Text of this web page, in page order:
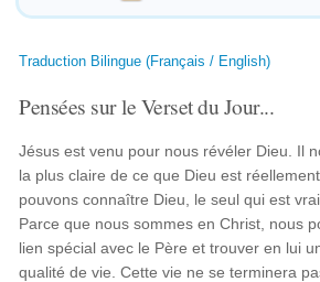
Traduction Bilingue (Français / English)
Pensées sur le Verset du Jour...
Jésus est venu pour nous révéler Dieu. Il
la plus claire de ce que Dieu est
pouvons connaître Dieu, le seul qui est
Parce que nous sommes en Christ, nous
lien spécial avec le Père et trouver en lui
qualité de vie. Cette vie ne se terminera